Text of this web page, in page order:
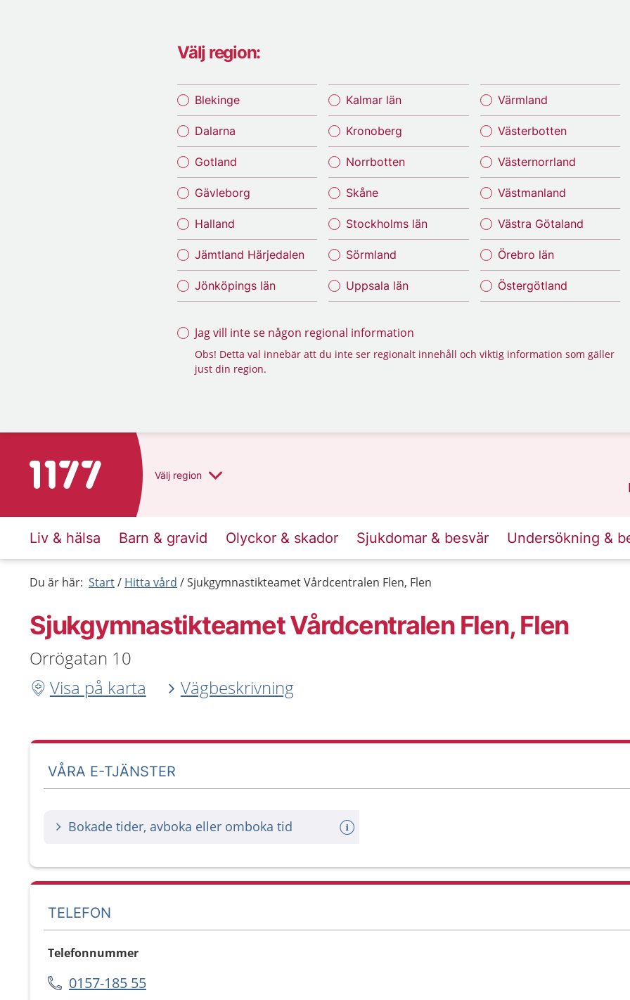
Välj region:
Blekinge
Dalarna
Gotland
Gävleborg
Halland
Jämtland Härjedalen
Jönköpings län
Kalmar län
Kronoberg
Norrbotten
Skåne
Stockholms län
Sörmland
Uppsala län
Värmland
Västerbotten
Västernorrland
Västmanland
Västra Götaland
Örebro län
Östergötland
Jag vill inte se någon regional information
Obs! Detta val innebär att du inte ser regionalt innehåll och viktig information som gäller
just din region.
Till startsidan för 1177 Välj region
Liv & hälsa Barn & gravid Olyckor & skador Sjukdomar & besvär Undersökning &
Du är här: Start Hitta vård Sjukgymnastikteamet Vårdcentralen Flen, Flen
Sjukgymnastikteamet Vårdcentralen Flen, Flen
Orrögatan 10
Visa på karta
Vägbeskrivning
VÅRA E-TJÄNSTER
Bokade tider, avboka eller omboka tid
TELEFON
Telefonnummer
0157-185 55